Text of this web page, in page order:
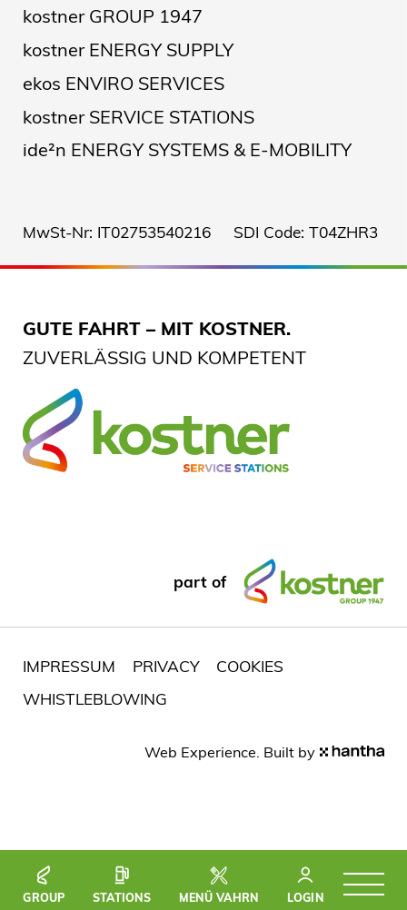
LOGIN
MENÜ VAHRN
STATIONS
GROUP
kostner GROUP 1947
kostner ENERGY SUPPLY
ekos ENVIRO SERVICES
kostner SERVICE STATIONS
ide²n ENERGY SYSTEMS & E-MOBILITY
MwSt-Nr: IT02753540216 SDI Code: T04ZHR3
GUTE FAHRT – MIT KOSTNER.
ZUVERLÄSSIG UND KOMPETENT
part of
IMPRESSUM PRIVACY
COOKIES
WHISTLEBLOWING
Web Experience. Built by